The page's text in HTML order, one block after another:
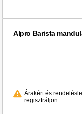
Alpro Barista
Árakért és
regisztráljon.